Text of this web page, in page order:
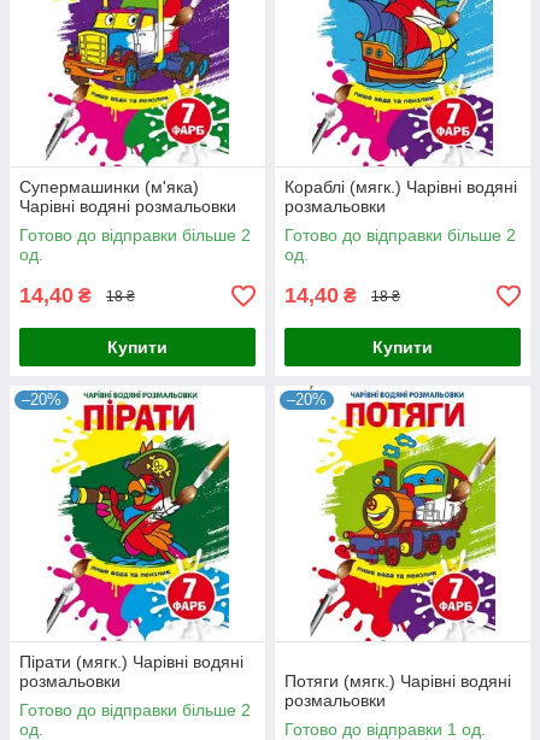
Супермашинки (м'яка)
Чарівні водяні розмальовки
Готово до відправки більше 2
од.
14,40 ₴ 18 ₴
Купити
Кораблі (мягк.) Чарівні водяні
розмальовки
Готово до відправки більше 2
од.
14,40 ₴ 18 ₴
Купити
–20%
Пірати (мягк.) Чарівні водяні
розмальовки
Готово до відправки більше 2
од.
–20%
Потяги (мягк.) Чарівні водяні
розмальовки
Готово до відправки 1 од.